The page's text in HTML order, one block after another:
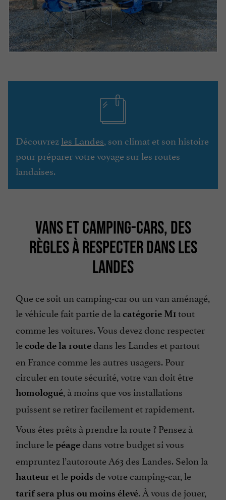
Découvrezles Landes, son climat et son histoire
pour préparer votre voyage sur les routes
landaises.
VANS ET CAMPING-CARS, DES
RÈGLES À RESPECTER DANS LES
LANDES
Que ce soit un camping-car ou un van aménagé,
le véhicule fait partie de la catégorie M1tout
comme les voitures. Vous devez donc respecter
lecode de la routedans les Landes et partout
en France comme les autres usagers. Pour
circuler en toute sécurité, votre van doit être
homologué, à moins que vos installations
puissent se retirer facilement et rapidement.
Vous êtes prêts à prendre la route ? Pensez à
inclure lepéagedans votre budget si vous
empruntez l’autoroute A63 des Landes. Selon la
hauteur et lepoids de votre camping-car, le
tarif sera plus ou moins élevé. À vous de jouer,